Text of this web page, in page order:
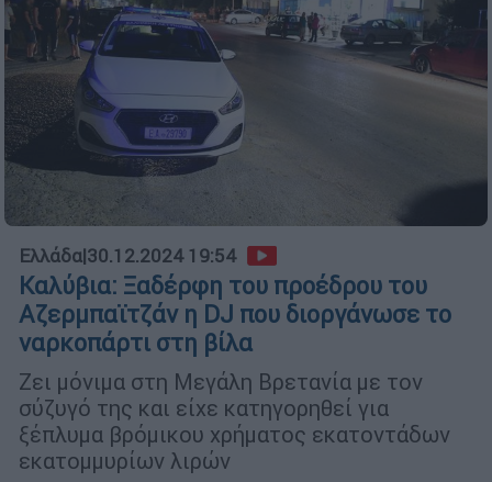
Ελλάδα|30.12.2024 19:54
Καλύβια: Ξαδέρφη του προέδρου του
Αζερμπαϊτζάν η DJ που διοργάνωσε το
ναρκοπάρτι στη βίλα
Ζει μόνιμα στη Μεγάλη Βρετανία με τον
σύζυγό της και είχε κατηγορηθεί για
ξέπλυμα βρόμικου χρήματος εκατοντάδων
εκατομμυρίων λιρών